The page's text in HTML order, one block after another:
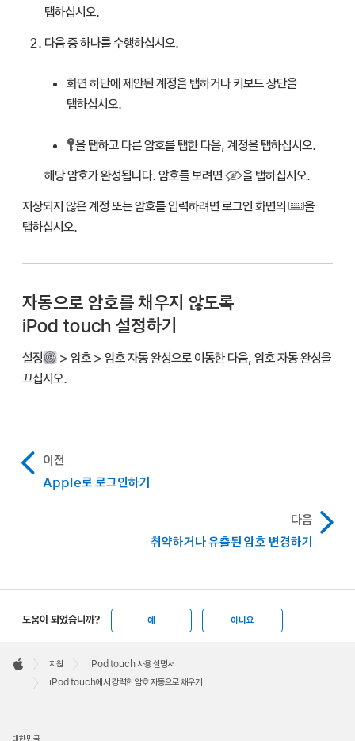
탭하십시오.
다음 중 하나를 수행하십시오.
화면 하단에 제안된 계정을 탭하거나 키보드 상단을
탭하십시오.
을 탭하고 다른 암호를 탭한 다음, 계정을 탭하십시오.
해당 암호가 완성됩니다. 암호를 보려면
을 탭하십시오.
저장되지 않은 계정 또는 암호를 입력하려면 로그인 화면의
을
탭하십시오.
자동으로 암호를 채우지 않도록
iPod touch 설정하기
설정
> 암호 > 암호 자동 완성으로 이동한 다음, 암호 자동 완성을
끄십시오.
이전
Apple로 로그인하기
다음
취약하거나 유출된 암호 변경하기
도움이 되었습니까? 예 아니요
Footer

Apple
지원
iPod touch 사용 설명서
iPod touch에서 강력한 암호 자동으로 채우기
대한민국